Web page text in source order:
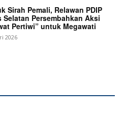
Sirah Pemali, Relawan PDIP
Selatan Persembahkan Aksi
Pertiwi” untuk Megawati
2026